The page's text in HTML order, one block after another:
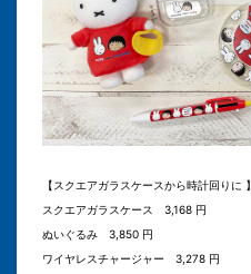
【スクエアガラスケースから時計回りに 】
スクエアガラスケース 3,168 円
ぬいぐるみ 3,850 円
ワイヤレスチャージャー 3,278 円